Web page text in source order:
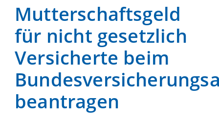
Mutterschaftsgeld
für nicht gesetzlich
Versicherte beim
beantragen